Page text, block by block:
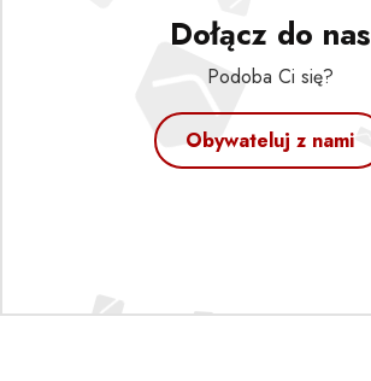
Dołącz do nas
Podoba Ci się?
Obywateluj z nami